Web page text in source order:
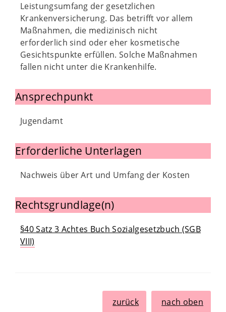
Leistungsumfang der gesetzlichen
Krankenversicherung. Das betrifft vor allem
Maßnahmen, die medizinisch nicht
erforderlich sind oder eher kosmetische
Gesichtspunkte erfüllen. Solche Maßnahmen
fallen nicht unter die Krankenhilfe.
Ansprechpunkt
Jugendamt
Erforderliche Unterlagen
Nachweis über Art und Umfang der Kosten
Rechtsgrundlage(n)
§40 Satz 3 Achtes Buch Sozialgesetzbuch (SGB
VIII)
zurück nach oben